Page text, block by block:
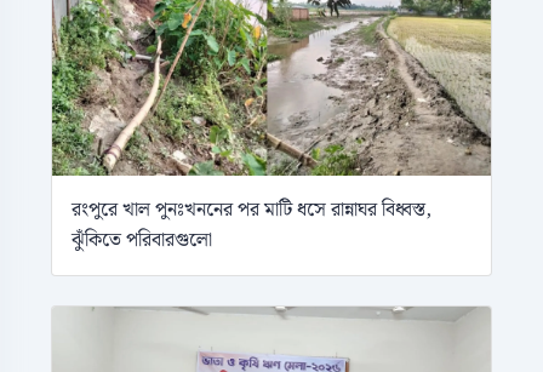
রংপুরে খাল পুনঃখননের পর মাটি ধসে রান্নাঘর বিধ্বস্ত,
ঝুঁকিতে পরিবারগুলো